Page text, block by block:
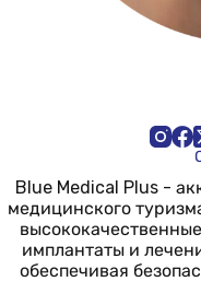
Blue Medical Plus -
медицинского
имплантаты и
обеспечивая